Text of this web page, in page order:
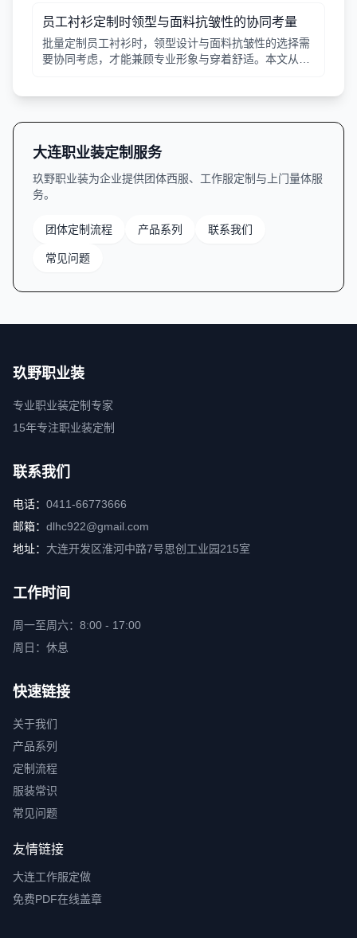
员工衬衫定制时领型与面料抗皱性的协同考量
批量定制员工衬衫时，领型设计与面料抗皱性的选择需
要协同考虑，才能兼顾专业形象与穿着舒适。本文从领
大连职业装定制服务
玖野职业装为企业提供团体西服、工作服定制与上门量体服
务。
团体定制流程 产品系列 联系我们
常见问题
玖野职业装
专业职业装定制专家
15年专注职业装定制
联系我们
电话： 0411-66773666
邮箱： dlhc922@gmail.com
地址： 大连开发区淮河中路7号思创工业园215室
工作时间
周一至周六：8:00 - 17:00
周日：休息
快速链接
关于我们
产品系列
定制流程
服装常识
常见问题
友情链接
大连工作服定做
免费PDF在线盖章